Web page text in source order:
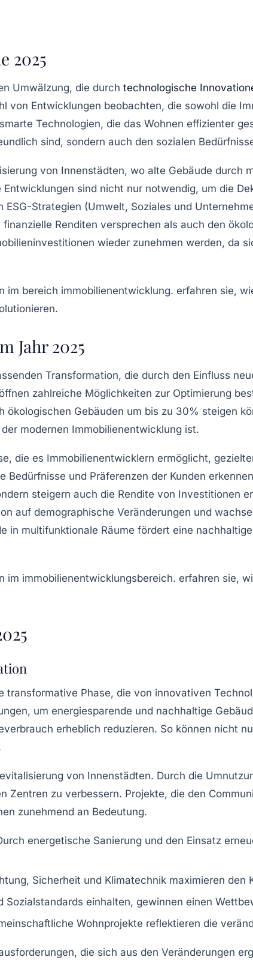
2025
Umwälzung, die durch technologische
von Entwicklungen beobachten, die sowohl die
smarte Technologien, die das Wohnen effizienter
sind, sondern auch den sozialen
von Innenstädten, wo alte Gebäude durch
sind nicht nur notwendig, um die
ESG-Strategien (Umwelt, Soziales und
Renditen versprechen als auch den
wieder zunehmen werden, da
Jahr 2025
Transformation, die durch den Einfluss
zahlreiche Möglichkeiten zur Optimierung
ökologischen Gebäuden um bis zu 30% steigen
modernen Immobilienentwicklung ist.
, die es Immobilienentwicklern ermöglicht,
Bedürfnisse und Präferenzen der Kunden
steigern auch die Rendite von Investitionen
auf demographische Veränderungen und
in multifunktionale Räume fördert eine
transformative Phase, die von innovativen
um energiesparende und nachhaltige
erheblich reduzieren. So können nicht
von Innenstädten. Durch die
Zentren zu verbessern. Projekte, die den
zunehmend an Bedeutung.
energetische Sanierung und den Einsatz
Sicherheit und Klimatechnik maximieren den
Sozialstandards einhalten, gewinnen einen
Wohnprojekte reflektieren die
die sich aus den Veränderungen